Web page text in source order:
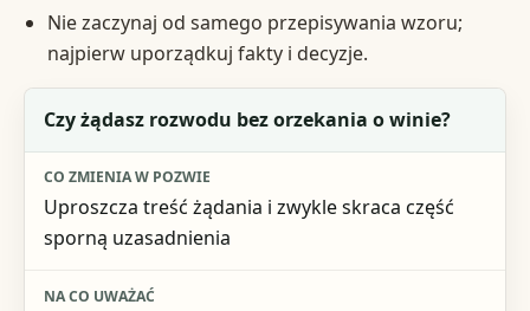
Nie zaczynaj od samego przepisywania wzoru;
najpierw uporządkuj fakty i decyzje.
Pytanie na start
Co zmienia w pozwie
Na co uważać
Czy żądasz rozwodu bez orzekania o winie?
Uproszcza treść żądania i zwykle skraca część
sporną uzasadnienia